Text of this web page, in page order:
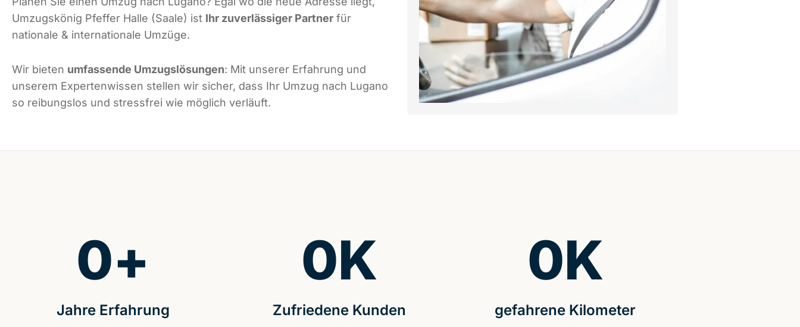
Umzugskönig Pfeffer Halle (Saale) ist Ihr zuverlässiger Partner für
nationale & internationale Umzüge.
Wir bieten umfassende Umzugslösungen: Mit unserer Erfahrung und
unserem Expertenwissen stellen wir sicher, dass Ihr Umzug nach Lugano
so reibungslos und stressfrei wie möglich verläuft.
Jahre Erfahrung
0+
Zufriedene Kunden
0K
gefahrene Kilometer
0K